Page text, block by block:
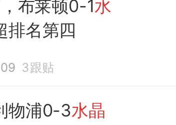
布莱顿0-1水
排名第四
3跟贴
物浦0-3水晶